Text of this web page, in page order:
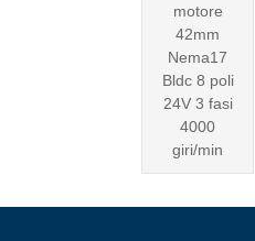
motore
42mm
Nema17
Bldc 8 poli
24V 3 fasi
4000
giri/min